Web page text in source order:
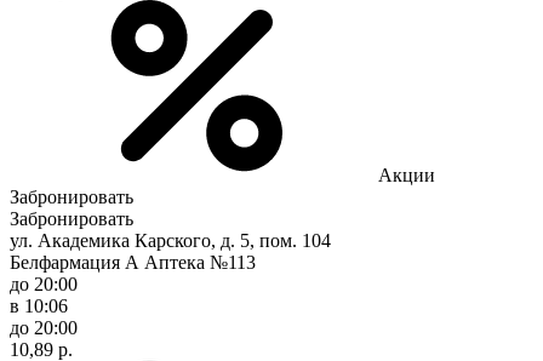
Акции
Забронировать
Забронировать
ул. Академика Карского, д. 5, пом. 104
Белфармация А Аптека №113
до 20:00
в 10:06
до 20:00
10,89 р.